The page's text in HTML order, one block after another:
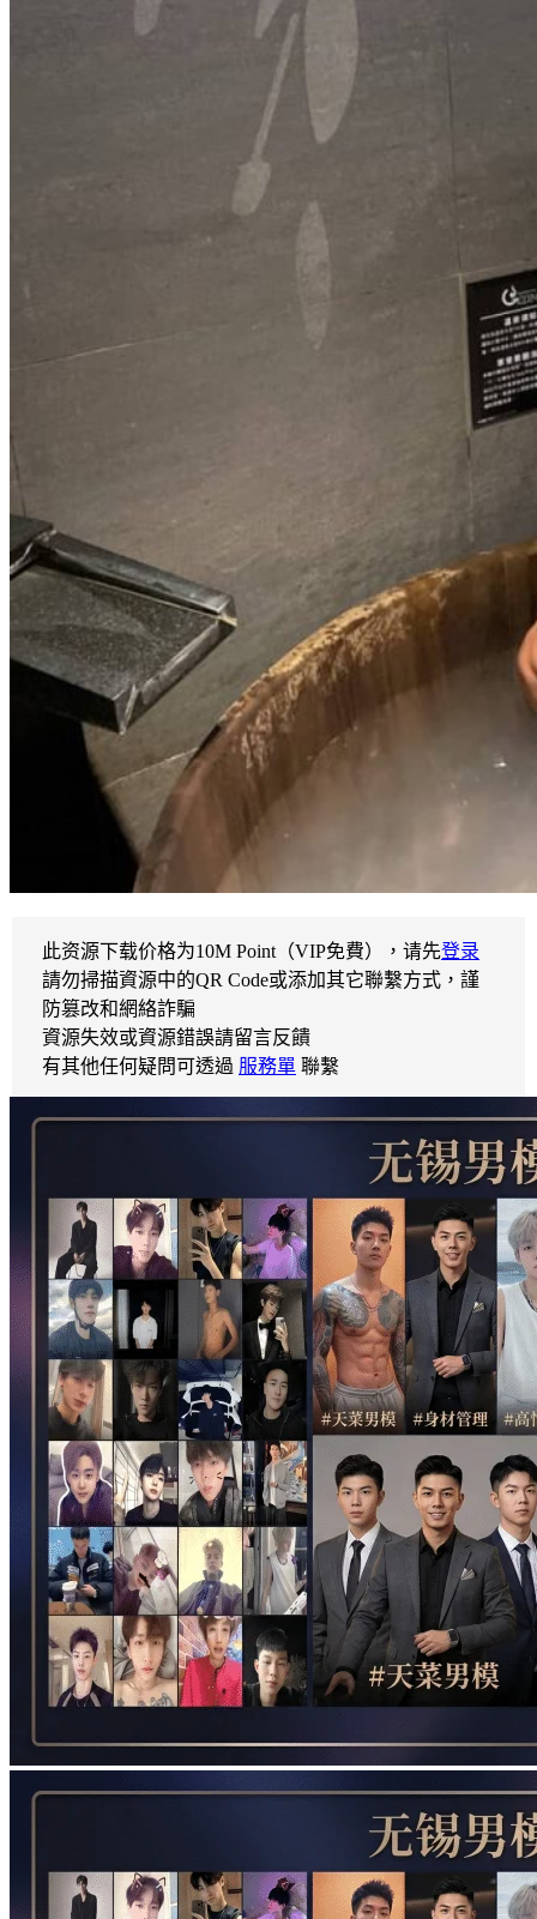
此资源下载价格为10M Point（VIP免費），请先登录
請勿掃描資源中的QR Code或添加其它聯繫方式，謹
防篡改和網絡詐騙
資源失效或資源錯誤請留言反饋
有其他任何疑問可透過 服務單 聯繫